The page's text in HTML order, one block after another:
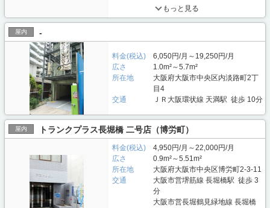
もっと見る
屋内 -
料金(税込)
6,050円/月～19,250円/月
広さ
1.0m²～5.7m²
所在地
大阪府大阪市中央区内淡路町2丁
目4
交通
ＪＲ大阪環状線 天満駅 徒歩 10分
屋内 トランクプラス長堀橋 二号店（博労町）
料金(税込)
4,950円/月～22,000円/月
広さ
0.9m²～5.51m²
所在地
大阪府大阪市中央区博労町2-3-11
交通
大阪市営堺筋線 長堀橋駅 徒歩 3
分
大阪市営長堀鶴見緑地線 長堀橋